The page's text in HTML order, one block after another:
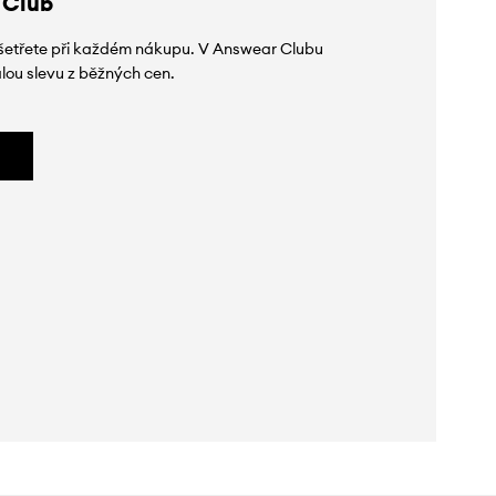
při každém nákupu. V Answear Clubu
slevu z běžných cen.